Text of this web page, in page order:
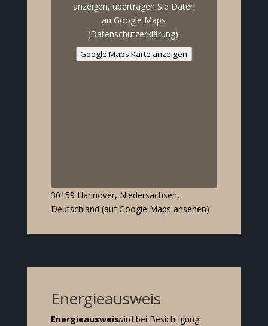
anzeigen, übertragen Sie Daten
an Google Maps
(Datenschutzerklärung).
Google Maps Karte anzeigen
30159 Hannover, Niedersachsen,
Deutschland (auf Google Maps ansehen)
Energieausweis
Energieausweiswird bei Besichtigung